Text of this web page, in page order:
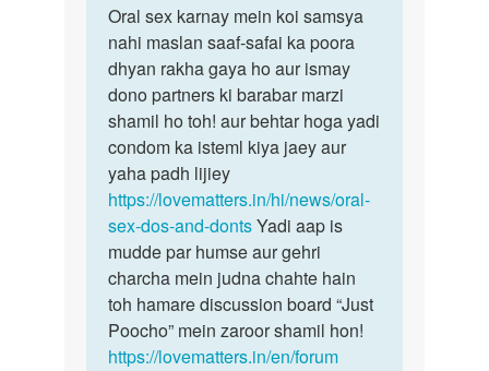
to
M
oral
kena
chahta
hu
koi
by
Raj
nag
Oral
sex
karnay
mein
koi
Oral sex karnay mein koi samsya
nahi maslan saaf-safai ka poora
dhyan rakha gaya ho aur ismay
dono partners ki barabar marzi
shamil ho toh! aur behtar hoga yadi
condom ka isteml kiya jaey aur
yaha padh lijiey
https://lovematters.in/hi/news/oral-
sex-dos-and-dontsYadi aap is
mudde par humse aur gehri
charcha mein judna chahte hain
toh hamare discussion board “Just
Poocho” mein zaroor shamil hon!
https://lovematters.in/en/forum